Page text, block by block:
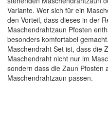
Variante. Wer sich für ein
den Vorteil, dass dieses in der
Maschendrahtzaun Pfosten
besonders komfortabel
Maschendraht Set ist, dass die
Maschendraht nicht nur im
sondern dass die Zaun Pfosten
Maschendrahtzaun passen.